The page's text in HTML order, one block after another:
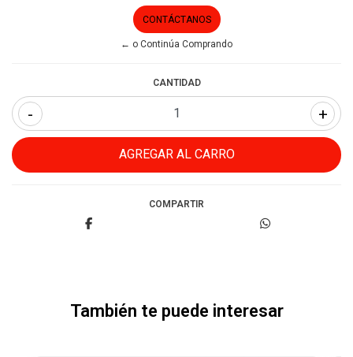
CONTÁCTANOS
← o Continúa Comprando
CANTIDAD
+
-
COMPARTIR
También te puede interesar